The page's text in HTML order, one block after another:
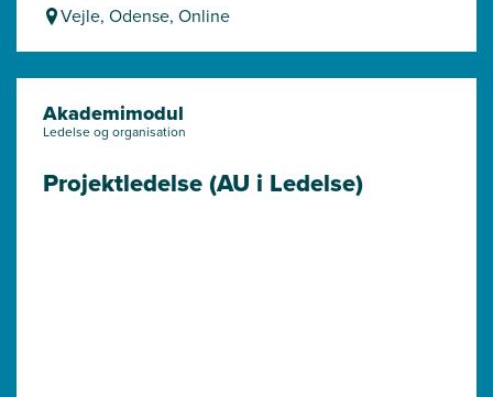
Vejle, Odense, Online
Akademimodul
Ledelse og organisation
Projektledelse (AU i Ledelse)